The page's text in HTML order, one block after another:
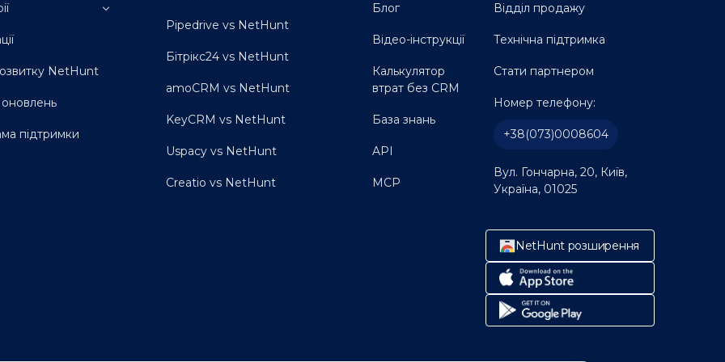
продажу
відділу продажів
нерухомості
забудовників
NetHunt
оновлень
підтримки
Pipedrive vs NetHunt
Бітрікс24 vs NetHunt
amoCRM vs NetHunt
KeyCRM vs NetHunt
Uspacy vs NetHunt
Creatio vs NetHunt
Блог
Відео-інструкції
Калькулятор
втрат без CRM
База знань
API
MCP
Відділ продажу
Технічна підтримка
Стати партнером
Номер телефону:
+38(073)0008604
Вул. Гончарна, 20, Київ,
Україна, 01025
NetHunt розширення